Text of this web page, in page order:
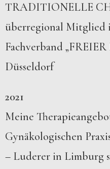
TRADITIONELLE
überregional Mitglied
Fachverband
Düsseldorf
2021
Meine
Gynäkologischen
– Luderer in Limburg